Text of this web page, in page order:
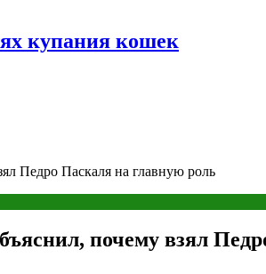
купания кошек
Педро Паскаля на главную роль
почему взял